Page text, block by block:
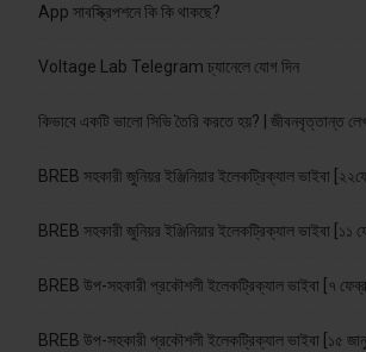
App সাবস্ক্রিপশনে কি কি থাকছে?
Voltage Lab Telegram চ্যানেলে যোগ দিন
কিভাবে একটি ভালো সিভি তৈরি করতে হয়? | জীবনবৃত্তান্ত
BREB সহকারী জুনিয়র ইঞ্জিনিয়ার ইলেকট্রিক্যাল ভাইবা
BREB সহকারী জুনিয়র ইঞ্জিনিয়ার ইলেকট্রিক্যাল ভাইবা [১১
BREB উপ-সহকারী প্রকৌশলী ইলেকট্রিক্যাল ভাইবা [৭
BREB উপ-সহকারী প্রকৌশলী ইলেকট্রিক্যাল ভাইবা [১৫